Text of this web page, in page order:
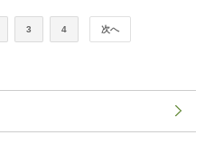
3 4 次へ